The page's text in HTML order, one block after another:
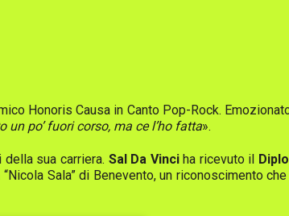
Honoris Causa in Canto Pop-Rock.
un po’ fuori corso, ma ce l’ho fatta».
sua carriera. Sal Da Vinciha ricevuto il
Sala” di Benevento, un riconoscimento